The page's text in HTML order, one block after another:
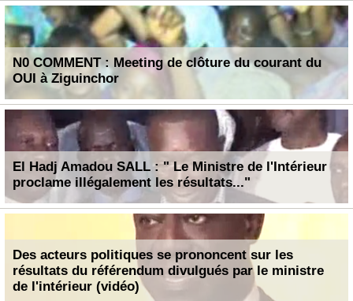
N0 COMMENT : Meeting de clôture du courant du
OUI à Ziguinchor
El Hadj Amadou SALL : " Le Ministre de l'Intérieur
proclame illégalement les résultats..."
Des acteurs politiques se prononcent sur les
résultats du référendum divulgués par le ministre
de l'intérieur (vidéo)